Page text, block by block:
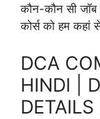
कौन-कौन सी जॉब
कोर्स को हम कहां
DCA
HINDI |